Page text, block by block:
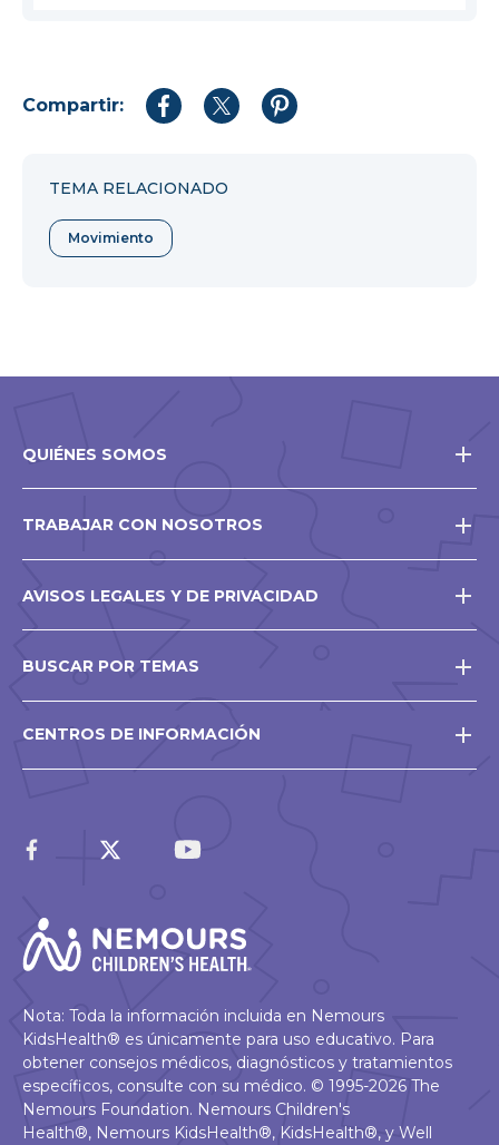
Compartir:
CompartirCompartirCompartir
TEMA RELACIONADO
Movimiento
QUIÉNES SOMOS
TRABAJAR CON NOSOTROS
AVISOS LEGALES Y DE PRIVACIDAD
BUSCAR POR TEMAS
CENTROS DE INFORMACIÓN
Nota: Toda la información incluida en Nemours
KidsHealth® es únicamente para uso educativo. Para
obtener consejos médicos, diagnósticos y tratamientos
específicos, consulte con su médico. © 1995-2026 The
Nemours Foundation. Nemours Children's
Health®, Nemours KidsHealth®, KidsHealth®, y Well